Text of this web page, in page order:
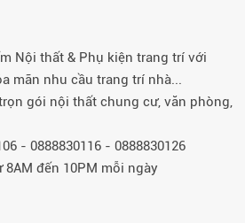
Nội thất & Phụ kiện trang trí với
mãn nhu cầu trang trí nhà...
gói nội thất chung cư, văn phòng,
- 0888830116 - 0888830126
8AM đến 10PM mỗi ngày